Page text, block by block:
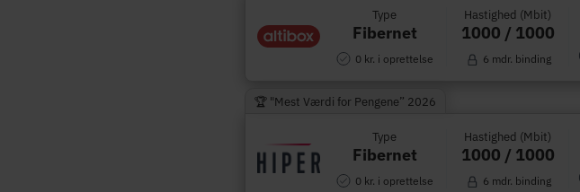
Type
Fibernet
0 kr. i oprettelse
Hastighed (Mbit)
1000 / 1000
6 mdr. binding
🏆 "Mest Værdi for Pengene” 2026
Type
Fibernet
0 kr. i oprettelse
Hastighed (Mbit)
1000 / 1000
6 mdr. binding